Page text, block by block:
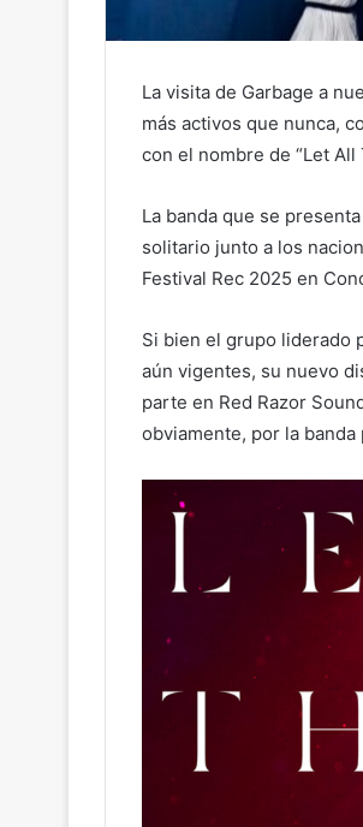
La visita de Garbage a
más activos que nunca,
con el nombre de “Let All
La banda que se
solitario junto a los
Festival Rec 2025 en
Si bien el grupo liderado
aún vigentes, su nuevo
parte en Red Razor
obviamente, por la